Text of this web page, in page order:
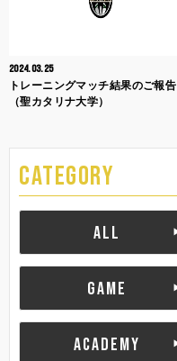
2024.03.25
トレーニングマッチ結果のご報告
（聖カタリナ大学）
CATEGORY
ALL
GAME
ACADEMY